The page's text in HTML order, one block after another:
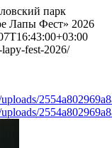
парк
Лапы Фест» 2026
fest-2026/